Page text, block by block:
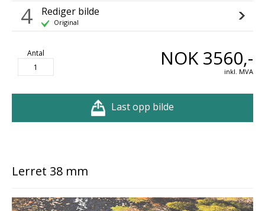
4 Rediger bilde
Original
Antal NOK 3560,-
inkl. MVA
Last opp bilde
Lerret 38 mm